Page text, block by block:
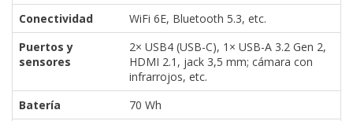
Conectividad
WiFi 6E, Bluetooth 5.3, etc.
Puertos y
sensores
2× USB4 (USB-C), 1× USB-A 3.2 Gen 2,
HDMI 2.1, jack 3,5 mm; cámara con
infrarrojos, etc.
Batería
70 Wh